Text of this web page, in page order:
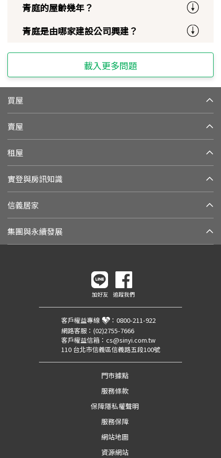
青庭的屋齡幾年？
青庭是由哪家建設公司興建？
載入更多問題
買屋
賣屋
租屋
實登與房訊知識
信義居家
集團與永續發展
加好友 追蹤我們
客戶權益專線 ： 0800-211-922
網路客服： (02)2755-7666
客戶權益信箱： cs@sinyi.com.tw
110 台北市信義區信義路五段100號
門市據點
服務條款
保障隱私權聲明
服務保障
網站地圖
資源網站